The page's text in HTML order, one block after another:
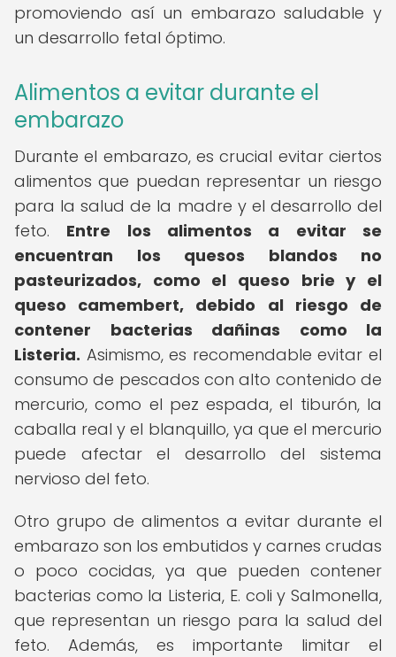
promoviendo así un embarazo saludable y
un desarrollo fetal óptimo.
Alimentos a evitar durante el
embarazo
Durante el embarazo, es crucial evitar ciertos
alimentos que puedan representar un riesgo
para la salud de la madre y el desarrollo del
feto. Entre los alimentos a evitar se
encuentran los quesos blandos no
pasteurizados, como el queso brie y el
queso camembert, debido al riesgo de
contener bacterias dañinas como la
Listeria. Asimismo, es recomendable evitar el
consumo de pescados con alto contenido de
mercurio, como el pez espada, el tiburón, la
caballa real y el blanquillo, ya que el mercurio
puede afectar el desarrollo del sistema
nervioso del feto.
Otro grupo de alimentos a evitar durante el
embarazo son los embutidos y carnes crudas
o poco cocidas, ya que pueden contener
bacterias como la Listeria, E. coli y Salmonella,
que representan un riesgo para la salud del
feto. Además, es importante limitar el